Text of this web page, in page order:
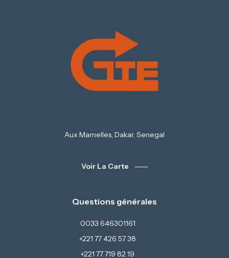
Aux Mamelles, Dakar, Senegal
Voir La Carte
Questions générales
0033 646301161
+221 77 426 57 38